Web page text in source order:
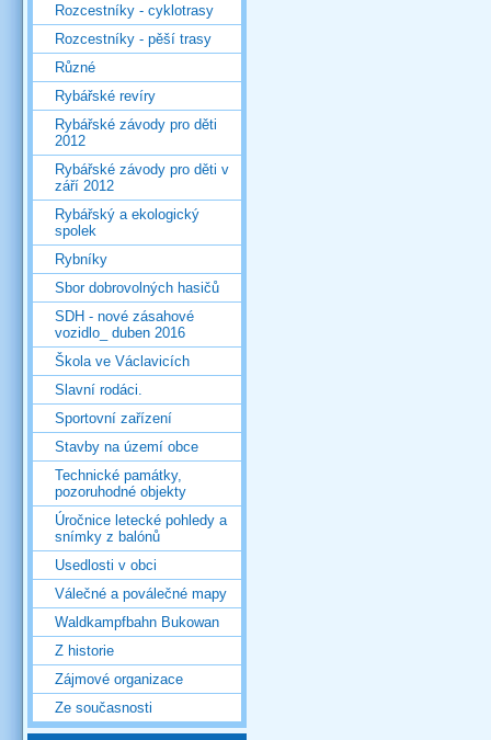
Rozcestníky - cyklotrasy
Rozcestníky - pěší trasy
Různé
Rybářské revíry
Rybářské závody pro děti
2012
Rybářské závody pro děti v
září 2012
Rybářský a ekologický
spolek
Rybníky
Sbor dobrovolných hasičů
SDH - nové zásahové
vozidlo_ duben 2016
Škola ve Václavicích
Slavní rodáci.
Sportovní zařízení
Stavby na území obce
Technické památky,
pozoruhodné objekty
Úročnice letecké pohledy a
snímky z balónů
Usedlosti v obci
Válečné a poválečné mapy
Waldkampfbahn Bukowan
Z historie
Zájmové organizace
Ze současnosti